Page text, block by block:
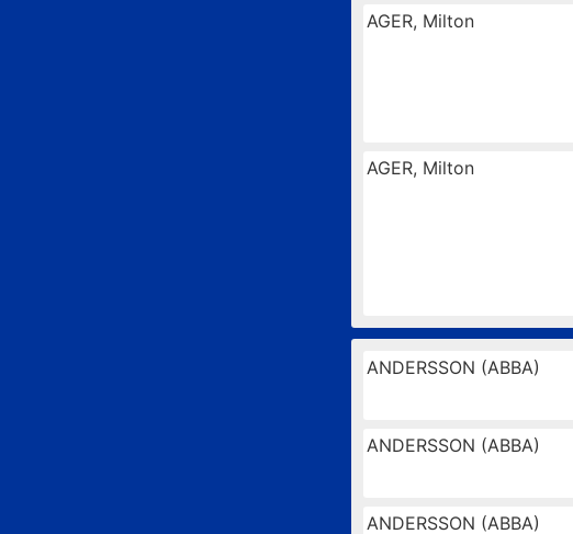
AGER, Milton
AGER, Milton
ANDERSSON (ABBA)
ANDERSSON (ABBA)
ANDERSSON (ABBA)